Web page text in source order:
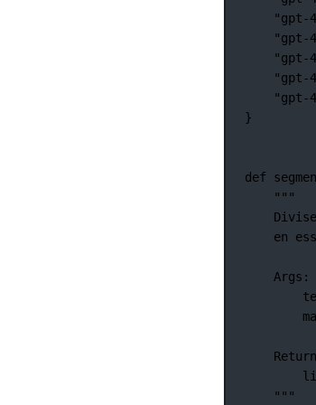
"gpt-
"gpt-
"gpt-
"gpt-
"gpt-
}
def
"""
en
Args:
"""